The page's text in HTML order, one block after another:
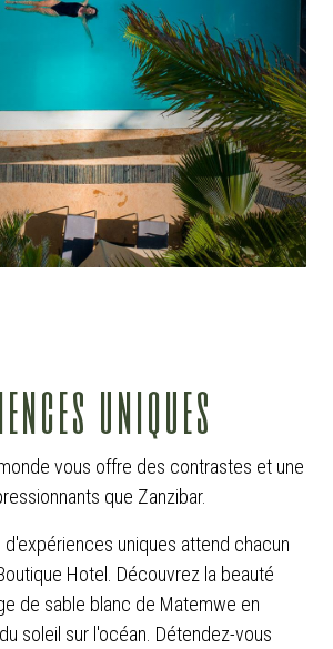
uniques
vous offre des contrastes et une
que Zanzibar.
uniques attend chacun
Hotel. Découvrez la beauté
de sable blanc de Matemwe en
soleil sur l'océan. Détendez-vous